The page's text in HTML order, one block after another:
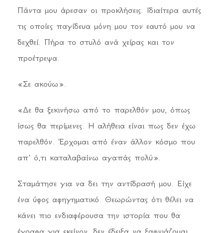
Πάντα μου άρεσαν οι προκλήσεις. Ιδιαίτερα αυτές
τις οποίες παγίδευα μόνη μου τον εαυτό μου να
δεχθεί. Πήρα το στυλό ανά χείρας και τον
προέτρεψα.
«Σε ακούω».
«Δε θα ξεκινήσω από το παρελθόν μου, όπως
ίσως θα περίμενες. Η αλήθεια είναι πως δεν έχω
παρελθόν. Έρχομαι από έναν άλλον κόσμο που
απ’ ό,τι καταλαβαίνω αγαπάς πολύ».
Σταμάτησε για να δει την αντίδρασή μου. Είχε
ένα ύφος αφηγηματικό. Θεωρώντας ότι θέλει να
κάνει πιο ενδιαφέρουσα την ιστορία που θα